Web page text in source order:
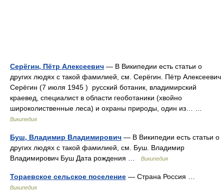
Серёгин, Пётр Алексеевич — В Википедии есть статьи о
других людях с такой фамилией, см. Серёгин. Пётр Алексеевич
Серёгин (7 июля 1945 ) русский ботаник, владимирский
краевед, специалист в области геоботаники (хвойно
широколиственные леса) и охраны природы, один из… …
Википедия
Буш, Владимир Владимирович — В Википедии есть статьи о
других людях с такой фамилией, см. Буш. Владимир
Владимирович Буш Дата рождения …
Википедия
Тораевское сельское поселение — Страна Россия …
Википедия